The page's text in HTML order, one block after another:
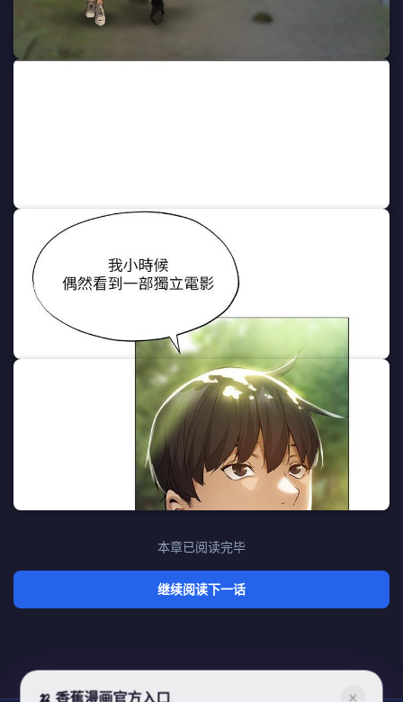
本章已阅读完毕
继续阅读下一话
🍌 香蕉漫画官方入口 ✕